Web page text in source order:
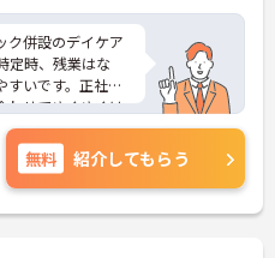
ク併設のデイケア
定時、残業はな
すいです。正社員
わせてゆくゆくは
めです。ご興味の
、さらに詳細を
ください！
無料 紹介してもらう